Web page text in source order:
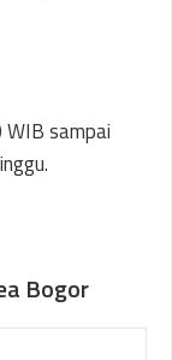
WIB sampai
Bogor